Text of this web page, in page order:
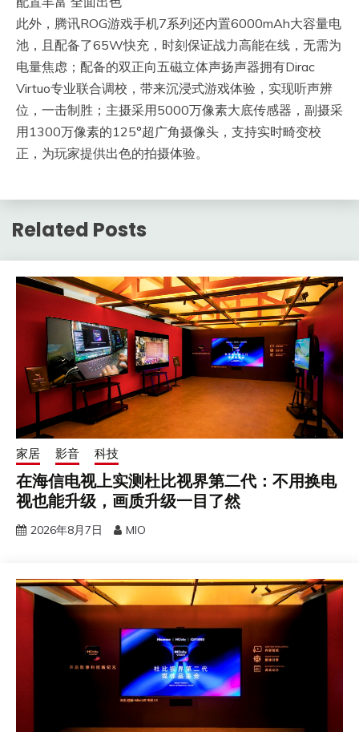
此外，腾讯ROG游戏手机7系列还内置6000mAh大容量电
池，且配备了65W快充，时刻保证战力高能在线，无需为
电量焦虑；配备的双正向五磁立体声扬声器拥有Dirac
Virtuo专业联合调校，带来沉浸式游戏体验，实现听声辨
位，一击制胜；主摄采用5000万像素大底传感器，副摄采
用1300万像素的125°超广角摄像头，支持实时畸变校
正，为玩家提供出色的拍摄体验。
Related Posts
家居 影音 科技
在海信电视上实测杜比视界第二代：不用换电
视也能升级，画质升级一目了然
2026年8月7日 MIO